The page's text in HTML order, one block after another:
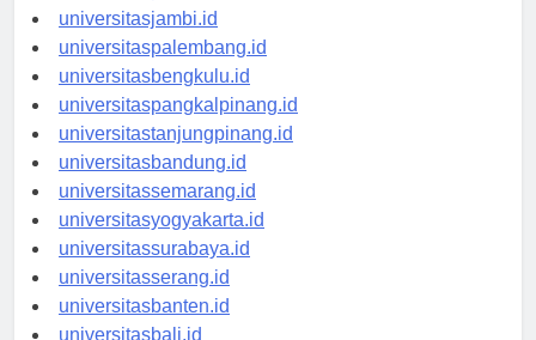
universitaspekanbaru.id
universitasjambi.id
universitaspalembang.id
universitasbengkulu.id
universitaspangkalpinang.id
universitastanjungpinang.id
universitasbandung.id
universitassemarang.id
universitasyogyakarta.id
universitassurabaya.id
universitasserang.id
universitasbanten.id